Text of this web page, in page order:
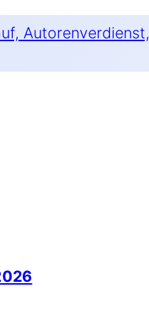
Autorenverdienst,